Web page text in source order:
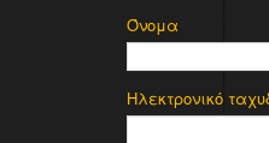
Όνομα
Ηλεκτρονικό